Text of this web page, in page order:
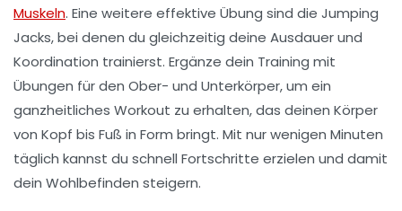
Muskeln. Eine weitere effektive Übung sind die Jumping
Jacks, bei denen du gleichzeitig deine Ausdauer und
Koordination trainierst. Ergänze dein Training mit
Übungen für den Ober- und Unterkörper, um ein
ganzheitliches Workout zu erhalten, das deinen Körper
von Kopf bis Fuß in Form bringt. Mit nur wenigen Minuten
täglich kannst du schnell Fortschritte erzielen und damit
dein Wohlbefinden steigern.